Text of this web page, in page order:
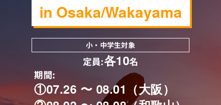
in Osaka/Wakayama
小・中学生対象
定員:各10名
期間:
①07.26 〜 08.01（大阪）